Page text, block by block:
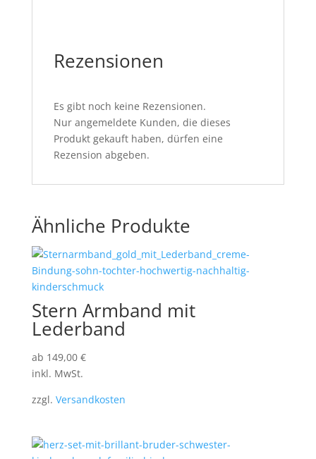
Rezensionen
Es gibt noch keine Rezensionen.
Nur angemeldete Kunden, die dieses
Produkt gekauft haben, dürfen eine
Rezension abgeben.
Ähnliche Produkte
Stern Armband mit
Lederband
ab 149,00 €
inkl. MwSt.
zzgl. Versandkosten